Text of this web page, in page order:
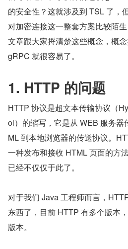
的安全性？这就涉及到 TSL 了，
对加密连接这一整套方案比较陌
文章跟大家捋清楚这些概念，概
gRPC 就很容易了。
1. HTTP 的问题
HTTP 协议是超文本传输协议（
ol）的缩写，它是从 WEB 服务器
ML 到本地浏览器的传送协议。
一种发布和接收 HTML 页面的方
已经不仅仅于此了。
对于我们 Java 工程师而言，
东西了，目前 HTTP 有多个版本
版本。